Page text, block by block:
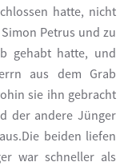
hatte, nicht
Petrus und zu
gehabt hatte, und
aus dem Grab
sie ihn gebracht
der andere Jünger
beiden liefen
war schneller als